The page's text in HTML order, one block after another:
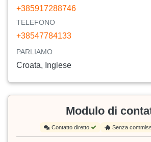
+385917288746
TELEFONO
+38547784133
PARLIAMO
Croata, Inglese
Modulo di
Contatto diretto Senza